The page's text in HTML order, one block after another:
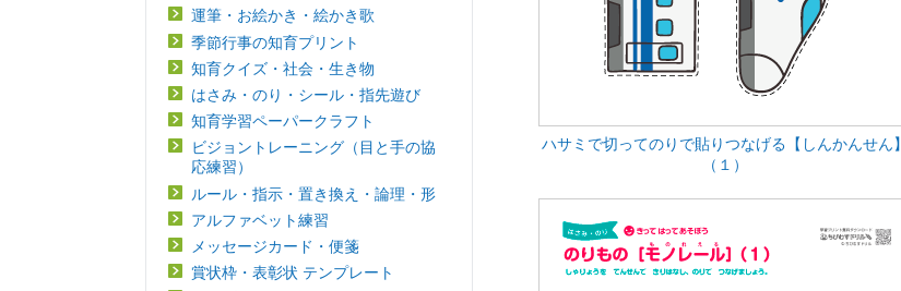
ハサミで切ってのりで貼りつなげる【しんかんせん】
（１）
運筆・お絵かき・絵かき歌
季節行事の知育プリント
知育クイズ・社会・生き物
はさみ・のり・シール・指先遊び
知育学習ペーパークラフト
ビジョントレーニング（目と手の協
応練習）
ルール・指示・置き換え・論理・形
アルファベット練習
メッセージカード・便箋
賞状枠・表彰状 テンプレート